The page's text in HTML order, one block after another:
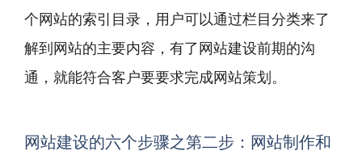
个网站的索引目录，用户可以通过栏目分类来了
解到网站的主要内容，有了网站建设前期的沟
通，就能符合客户要要求完成网站策划。
网站建设的六个步骤之第二步：网站制作和